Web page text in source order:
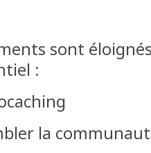
sont
:
la